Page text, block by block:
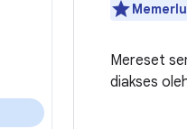
Mereset
diakses